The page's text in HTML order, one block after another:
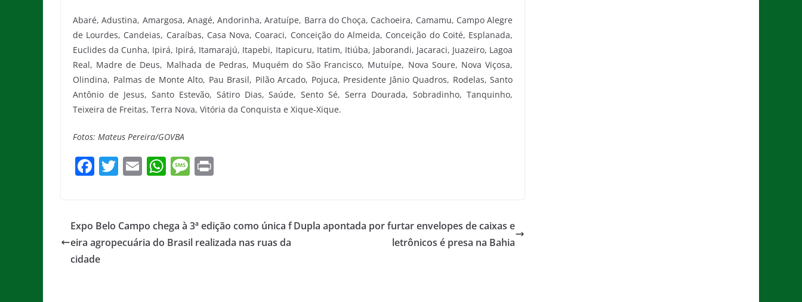
Abaré, Adustina, Amargosa, Anagé, Andorinha, Aratuípe, Barra do Choça, Cachoeira, Camamu, Campo Alegre
de Lourdes, Candeias, Caraíbas, Casa Nova, Coaraci, Conceição do Almeida, Conceição do Coité, Esplanada,
Euclides da Cunha, Ipirá, Ipirá, Itamarajú, Itapebi, Itapicuru, Itatim, Itiúba, Jaborandi, Jacaraci, Juazeiro, Lagoa
Real, Madre de Deus, Malhada de Pedras, Muquém do São Francisco, Mutuípe, Nova Soure, Nova Viçosa,
Olindina, Palmas de Monte Alto, Pau Brasil, Pilão Arcado, Pojuca, Presidente Jânio Quadros, Rodelas, Santo
Antônio de Jesus, Santo Estevão, Sátiro Dias, Saúde, Sento Sé, Serra Dourada, Sobradinho, Tanquinho,
Teixeira de Freitas, Terra Nova, Vitória da Conquista e Xique-Xique.
Fotos: Mateus Pereira/GOVBA
F
e
b
o
T
er
E
l
W
s
A
M
a
g
Expo Belo Campo chega à 3ª edição como única f
eira agropecuária do Brasil realizada nas ruas da
cidade
Dupla apontada por furtar envelopes de caixas e
letrônicos é presa na Bahia